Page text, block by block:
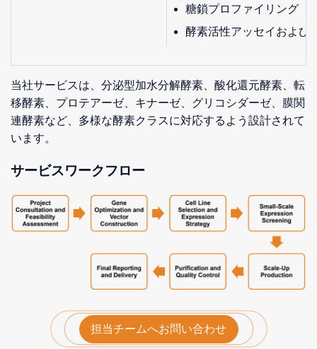
糖鎖プロファイリング
酵素活性アッセイおよび
当社サービスは、分泌型加水分解酵素、酸化還元酵素、転
移酵素、プロテアーゼ、キナーゼ、グリコシダーゼ、膜関
連酵素など、多様な酵素クラスに対応するよう設計されて
います。
サービスワークフロー
担当チームへお問い合わせ